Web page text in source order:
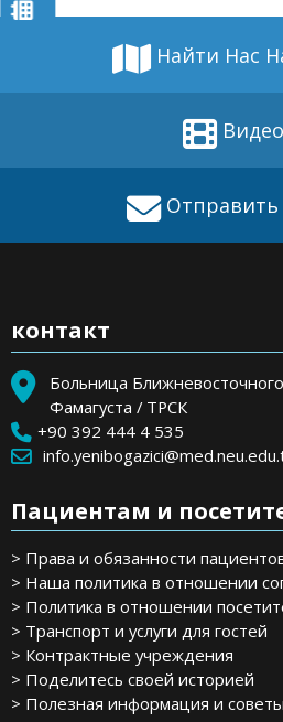
Найти Нас
Видео
Отправить
контакт
Больница
Фамагуста / ТРСК
+90 392 444 4 535
Пациентам и
> Права и обязанности
> Наша политика в отношении
> Политика в отношении
> Транспорт и услуги для гостей
> Контрактные учреждения
> Поделитесь своей историей
> Полезная информация и